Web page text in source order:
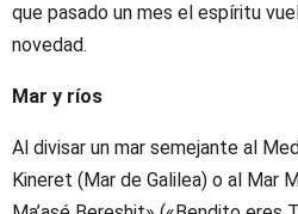
que pasado un mes el espíritu
novedad.
Mar y ríos
Al divisar un mar semejante al
Kineret (Mar de Galilea) o al Mar